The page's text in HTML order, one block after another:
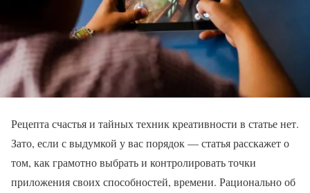
Рецепта счастья и тайных техник креативности в статье нет.
Зато, если с выдумкой у вас порядок — статья расскажет о
том, как грамотно выбрать и контролировать точки
приложения своих способностей, времени. Рационально об